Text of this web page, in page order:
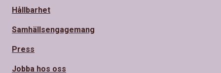
Hållbarhet
Samhällsengagemang
Press
Jobba hos oss